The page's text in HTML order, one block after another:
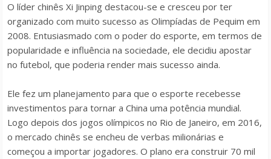
O líder chinês Xi Jinping destacou-se e cresceu por ter
organizado com muito sucesso as Olimpíadas de Pequim em
2008. Entusiasmado com o poder do esporte, em termos de
popularidade e influência na sociedade, ele decidiu apostar
no futebol, que poderia render mais sucesso ainda.
Ele fez um planejamento para que o esporte recebesse
investimentos para tornar a China uma potência mundial.
Logo depois dos jogos olímpicos no Rio de Janeiro, em 2016,
o mercado chinês se encheu de verbas milionárias e
começou a importar jogadores. O plano era construir 70 mil